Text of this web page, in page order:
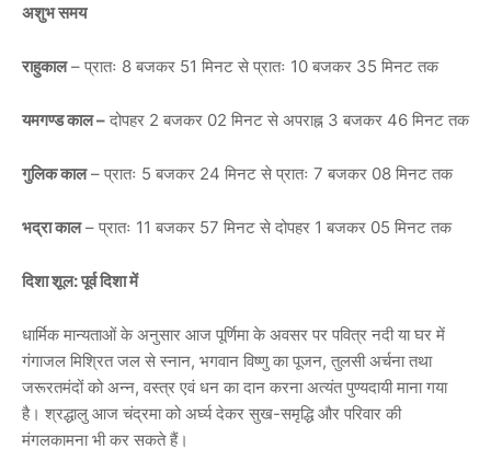
अशुभ समय
राहुकाल– प्रातः 8 बजकर 51 मिनट से प्रातः 10 बजकर 35 मिनट तक
यमगण्ड काल – दोपहर 2 बजकर 02 मिनट से अपराह्न 3 बजकर 46 मिनट तक
गुलिक काल– प्रातः 5 बजकर 24 मिनट से प्रातः 7 बजकर 08 मिनट तक
भद्रा काल– प्रातः 11 बजकर 57 मिनट से दोपहर 1 बजकर 05 मिनट तक
दिशा शूल: पूर्व दिशा में
धार्मिक मान्यताओं के अनुसार आज पूर्णिमा के अवसर पर पवित्र नदी या घर में
गंगाजल मिश्रित जल से स्नान, भगवान विष्णु का पूजन, तुलसी अर्चना तथा
जरूरतमंदों को अन्न, वस्त्र एवं धन का दान करना अत्यंत पुण्यदायी माना गया
है। श्रद्धालु आज चंद्रमा को अर्घ्य देकर सुख-समृद्धि और परिवार की
मंगलकामना भी कर सकते हैं।